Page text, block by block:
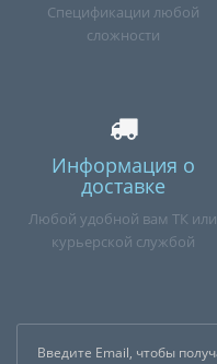
Спецификации любой
сложности
Информация о
доставке
Любой удобной вам ТК или
курьерской службой